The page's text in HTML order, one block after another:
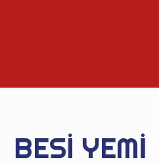
BESİ YEMİ